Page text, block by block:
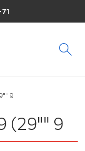
9
(29"" 9